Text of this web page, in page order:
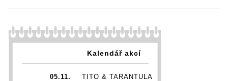
Kalendář akcí
05.11.
TITO & TARANTULA